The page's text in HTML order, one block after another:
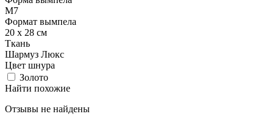
М7
Формат вымпела
20 х 28 см
Ткань
Шармуз Люкс
Цвет шнура
Золото
Найти похожие
Отзывы не найдены